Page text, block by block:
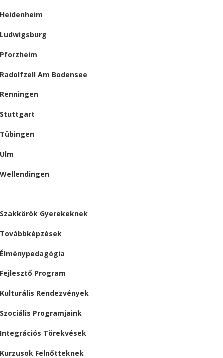
Heidenheim
Ludwigsburg
Pforzheim
Radolfzell Am Bodensee
Renningen
Stuttgart
Tübingen
Ulm
Wellendingen
Szakkörök Gyerekeknek
Továbbképzések
Élménypedagógia
Fejlesztő Program
Kulturális Rendezvények
Szociális Programjaink
Integrációs Törekvések
Kurzusok Felnőtteknek